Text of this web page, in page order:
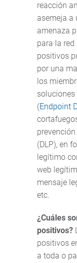
reacción
asemeja a
amenaza
para la
positivos
por una
los
soluciones
(Endpoint
(DLP), en
legítimo
web
mensaje
etc.
¿Cuáles
positivos?
positivos
a toda o